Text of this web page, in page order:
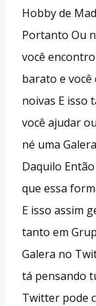
Hobby de
Portanto Ou
você
barato e
noivas E isso
você ajudar
né uma
Daquilo
que essa
E isso assim
tanto em
Galera no
tá pensando
Twitter pode